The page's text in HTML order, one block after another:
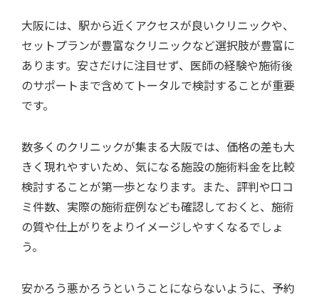
大阪には、駅から近くアクセスが良いクリニックや、
セットプランが豊富なクリニックなど選択肢が豊富に
あります。安さだけに注目せず、医師の経験や施術後
のサポートまで含めてトータルで検討することが重要
です。
数多くのクリニックが集まる大阪では、価格の差も大
きく現れやすいため、気になる施設の施術料金を比較
検討することが第一歩となります。また、評判や口コ
ミ件数、実際の施術症例なども確認しておくと、施術
の質や仕上がりをよりイメージしやすくなるでしょ
う。
安かろう悪かろうということにならないように、予約